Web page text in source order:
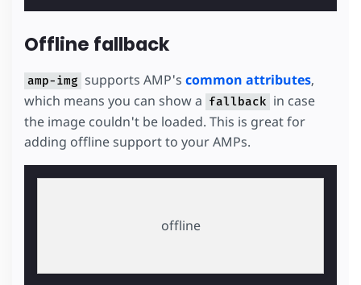
Offline fallback
amp-img supports AMP's common attributes,
which means you can show a fallback in case
the image couldn't be loaded. This is great for
adding offline support to your AMPs.
offline